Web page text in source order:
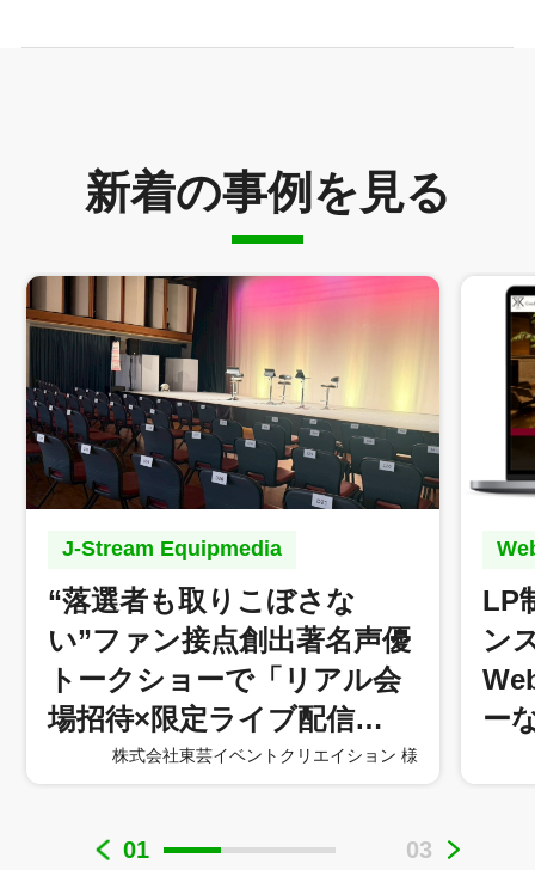
新着の事例を見る
J-Stream Equipmedia
“落選者も取りこぼさな
い”ファン接点創出著名声優
トークショーで「リアル会
場招待×限定ライブ配信…
株式会社東芸イベントクリエイション 様
LP
ン
ー
01 03